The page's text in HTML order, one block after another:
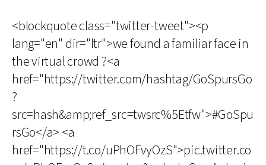
<blockquote class="twitter-tweet"><p
lang="en" dir="ltr">we found a familiar face in
the virtual crowd ?<a
href="https://twitter.com/hashtag/GoSpursGo
?
src=hash&amp;ref_src=twsrc%5Etfw">#GoSpu
rsGo</a> <a
href="https://t.co/uPhOFvyOzS">pic.twitter.co